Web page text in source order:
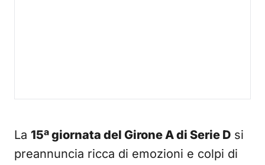
La 15ª giornata del Girone A di Serie D si
preannuncia ricca di emozioni e colpi di